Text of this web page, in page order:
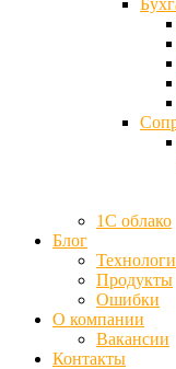
1С облако
Блог
Продукты
Ошибки
О компании
Вакансии
Контакты